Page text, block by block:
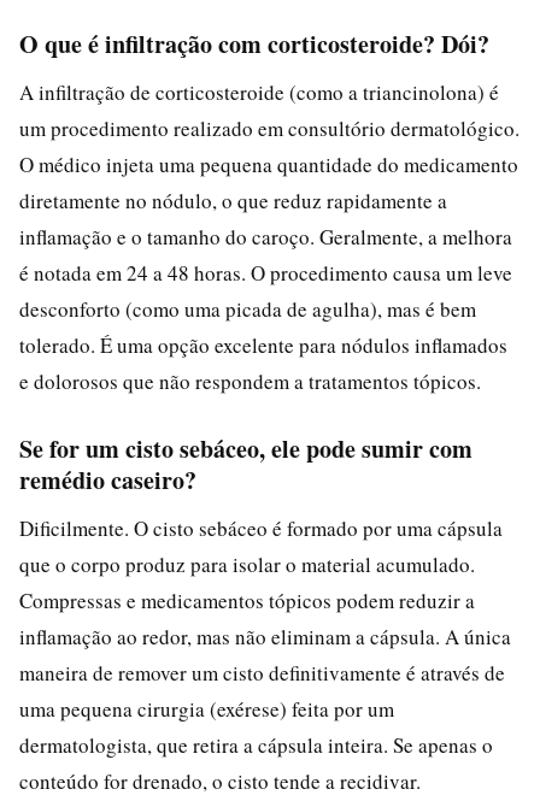
O que é infiltração com corticosteroide? Dói?
A infiltração de corticosteroide (como a triancinolona) é
um procedimento realizado em consultório dermatológico.
O médico injeta uma pequena quantidade do medicamento
diretamente no nódulo, o que reduz rapidamente a
inflamação e o tamanho do caroço. Geralmente, a melhora
é notada em 24 a 48 horas. O procedimento causa um leve
desconforto (como uma picada de agulha), mas é bem
tolerado. É uma opção excelente para nódulos inflamados
e dolorosos que não respondem a tratamentos tópicos.
Se for um cisto sebáceo, ele pode sumir com
remédio caseiro?
Dificilmente. O cisto sebáceo é formado por uma cápsula
que o corpo produz para isolar o material acumulado.
Compressas e medicamentos tópicos podem reduzir a
inflamação ao redor, mas não eliminam a cápsula. A única
maneira de remover um cisto definitivamente é através de
uma pequena cirurgia (exérese) feita por um
dermatologista, que retira a cápsula inteira. Se apenas o
conteúdo for drenado, o cisto tende a recidivar.